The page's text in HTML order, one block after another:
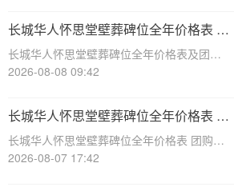
日益细致，壁葬作为一种绿色、节地的殡葬
方式逐渐走进大众视野。长城华人怀思
长城华人怀思堂壁葬碑位全年价格表 团
购享专属折扣福利详解
长城华人怀思堂壁葬碑位全年价格表及团购
专属折扣福利详解☎ 华人怀思堂电话:400-
变，越来越多的人开始选择壁葬作为一种环
保、节约土地的殡葬方式。长城华人怀
2026-08-08 09:42
长城华人怀思堂壁葬碑位全年价格表 团
购享专属折扣福利详解
长城华人怀思堂壁葬碑位全年价格表 团购享
专属折扣福利详解☎ 华人怀思堂电话:400-
2026-08-07 17:42